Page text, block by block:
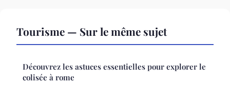
Tourisme — Sur le même sujet
Découvrez les astuces essentielles pour explorer le
colisée à rome